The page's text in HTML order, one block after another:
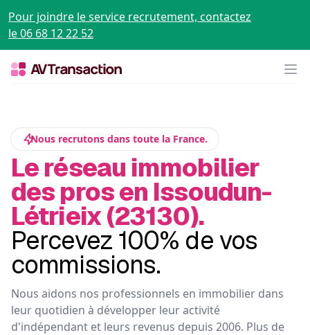
Pour joindre le service recrutement, contactez
le 06 68 12 22 52
Nous recrutons dans toute la France.
Le réseau immobilier
des pros en Issoudun-
Létrieix (23130).
Percevez 100% de vos
commissions.
Nous aidons nos professionnels en immobilier dans
leur quotidien à développer leur activité
d'indépendant et leurs revenus depuis 2006. Plus de